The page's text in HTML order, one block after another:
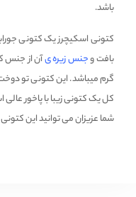
باشد.
کتونی اسکیچرز یک کتونی
بافت وجنس زیره ی
گرم میباشد. این کتونی تو
کل یک کتونی زیبا با پاخور
شما عزیزان می توانید این کتونی